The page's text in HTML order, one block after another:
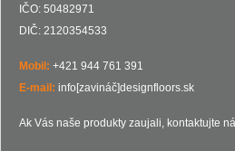
IČO: 50482971
DIČ: 2120354533
Mobil: +421 944 761 391
E-mail: info[zavináč]designfloors.sk
Ak Vás naše produkty zaujali, kontaktujte